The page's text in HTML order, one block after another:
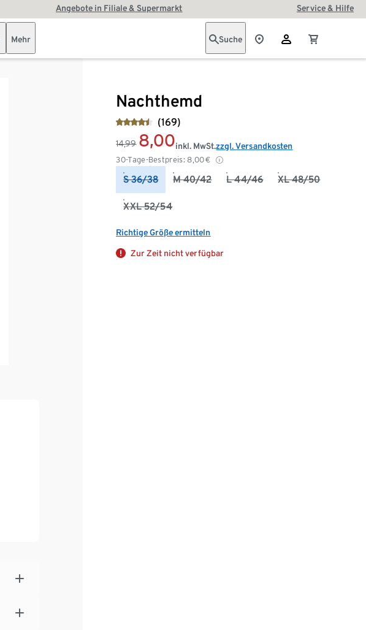
Angebote in Filiale & Supermarkt Service & Hilfe
Mehr Suche
Nachthemd
(169)
14,99 8,00
30-Tage-Bestpreis: 8,00€
inkl. MwSt.zzgl. Versandkosten
S 36/38 M 40/42 L 44/46 XL 48/50
XXL 52/54
Richtige Größe ermitteln
Zur Zeit nicht verfügbar